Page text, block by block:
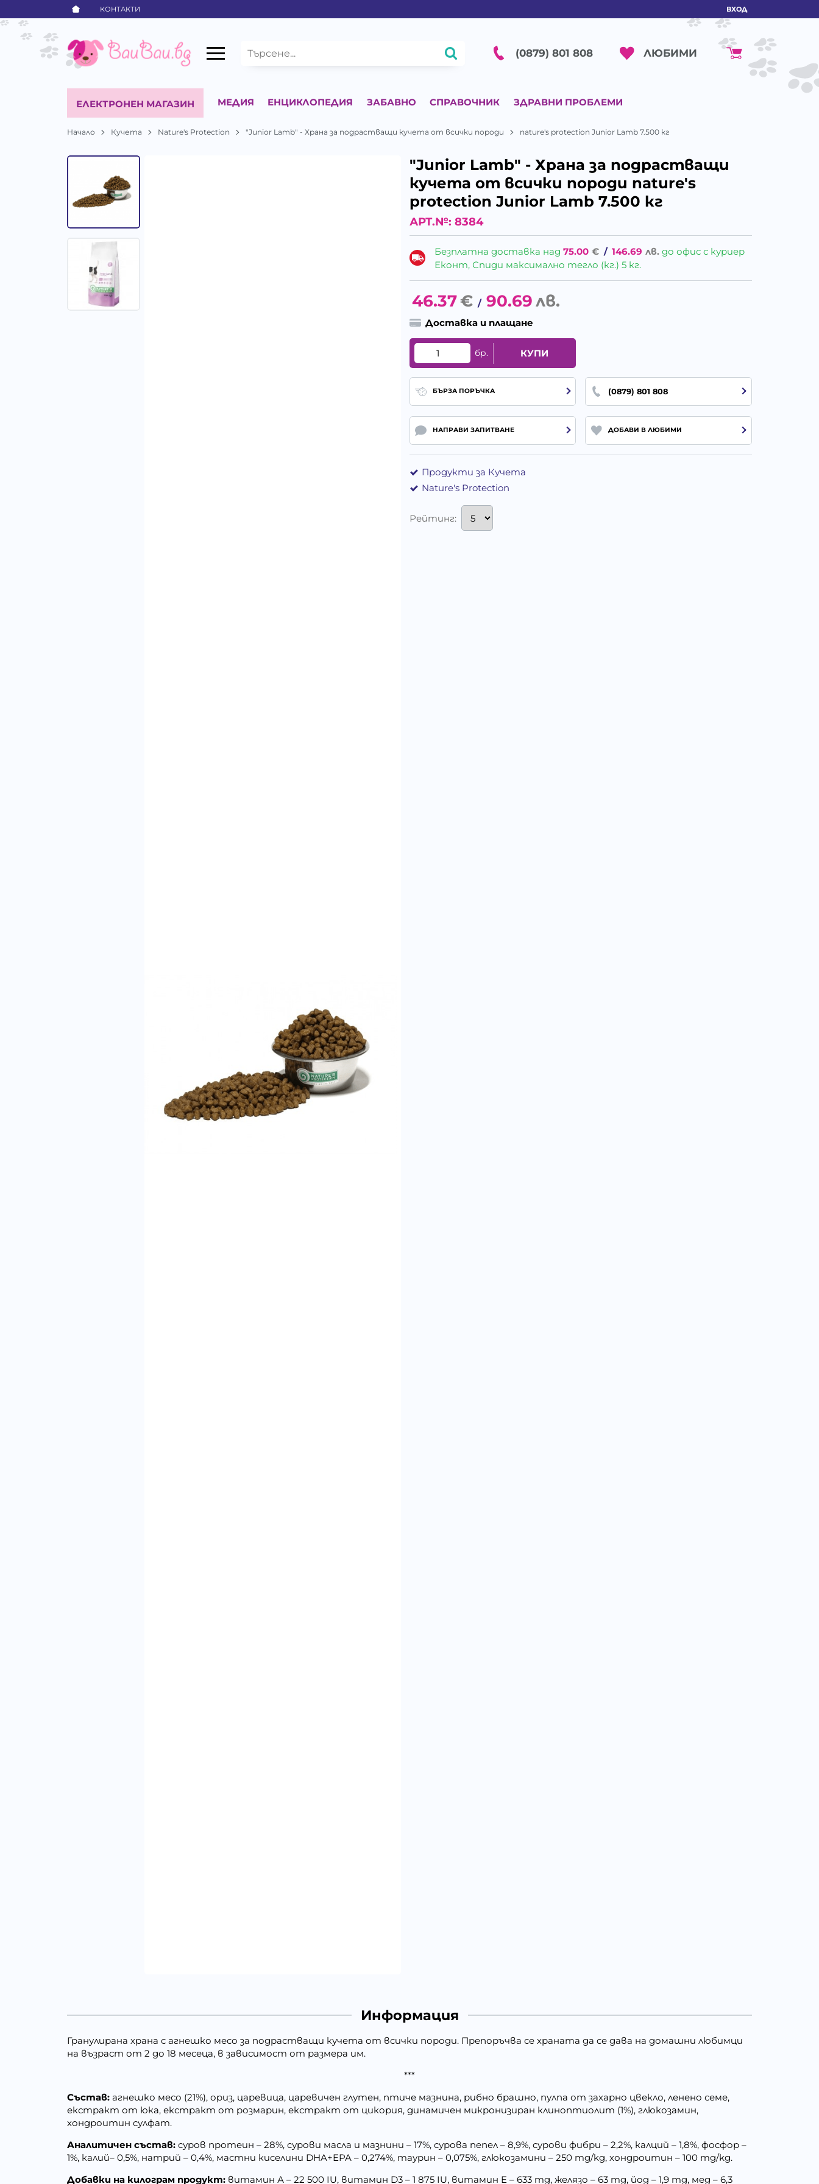
КОНТАКТИ ВХОД
(0879) 801 808 ЛЮБИМИ
ЕЛЕКТРОНЕН МАГАЗИН МЕДИЯ ЕНЦИКЛОПЕДИЯ ЗАБАВНО СПРАВОЧНИК ЗДРАВНИ ПРОБЛЕМИ
Начало Кучета Nature's Protection "Junior Lamb" - Храна за подрастващи кучета от всички породи nature's protection Junior Lamb 7.500 кг
"Junior Lamb" - Храна за подрастващи
кучета от всички породи nature's
protection Junior Lamb 7.500 кг
АРТ.№: 8384
Безплатна доставка над75.00 € / 146.69 лв. до офис с куриер
Еконт, Спиди максимално тегло (кг.) 5 кг.
46.37€ / 90.69лв.
Доставка и плащане
бр. КУПИ
БЪРЗА ПОРЪЧКА (0879) 801 808
НАПРАВИ ЗАПИТВАНЕ ДОБАВИ В ЛЮБИМИ
Продукти за Кучета
Nature's Protection
Рейтинг:
Информация
Гранулирана храна с агнешко месо за подрастващи кучета от всички породи. Препоръчва се храната да се дава на домашни любимци
на възраст от 2 до 18 месеца, в зависимост от размера им.
***
Състав: агнешко месо (21%), ориз, царевица, царевичен глутен, птиче мазнина, рибно брашно, пулпа от захарно цвекло, ленено семе,
екстракт от юка, екстракт от розмарин, екстракт от цикория, динамичен микронизиран клиноптиолит (1%), глюкозамин,
хондроитин сулфат.
Аналитичен състав: суров протеин – 28%, сурови масла и мазнини – 17%, сурова пепел – 8,9%, сурови фибри – 2,2%, калций – 1,8%, фосфор –
1%, калий– 0,5%, натрий – 0,4%, мастни киселини DHA+EPA – 0,274%, таурин – 0,075%, глюкозамини – 250 mg/kg, хондроитин – 100 mg/kg.
Добавки на килограм продукт: витамин А – 22 500 IU, витамин D3 – 1 875 IU, витамин E – 633 mg, желязо – 63 mg, йод – 1,9 mg, мед – 6,3